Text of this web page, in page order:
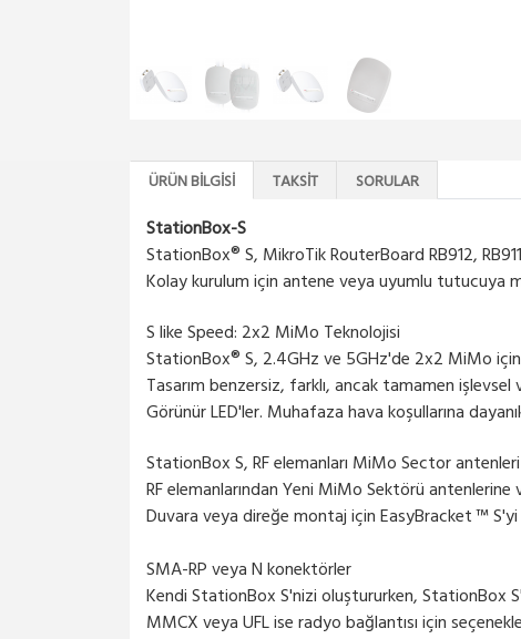
ÜRÜN BILGISI TAKSIT SORULAR
StationBox-S
StationBox® S, MikroTik RouterBoard RB912,
Kolay kurulum için antene veya uyumlu tutucuya
S like Speed: 2x2 MiMo Teknolojisi
StationBox® S, 2.4GHz ve 5GHz'de 2x2 MiMo için
Tasarım benzersiz, farklı, ancak tamamen işlevsel
Görünür LED'ler. Muhafaza hava koşullarına
StationBox S, RF elemanları MiMo Sector
RF elemanlarından Yeni MiMo Sektörü
Duvara veya direğe montaj için EasyBracket ™
SMA-RP veya N konektörler
Kendi StationBox S'nizi oluştururken, StationBox
MMCX veya UFL ise radyo bağlantısı için